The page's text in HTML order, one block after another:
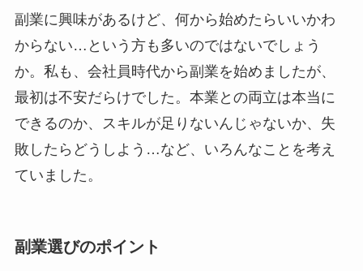
副業に興味があるけど、何から始めたらいいかわ
からない…という方も多いのではないでしょう
か。私も、会社員時代から副業を始めましたが、
最初は不安だらけでした。本業との両立は本当に
できるのか、スキルが足りないんじゃないか、失
敗したらどうしよう…など、いろんなことを考え
ていました。
副業選びのポイント